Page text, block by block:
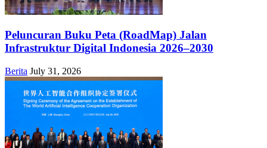
Peluncuran Buku Peta (RoadMap) Jalan
Infrastruktur Digital Indonesia 2026–2030
Berita July 31, 2026